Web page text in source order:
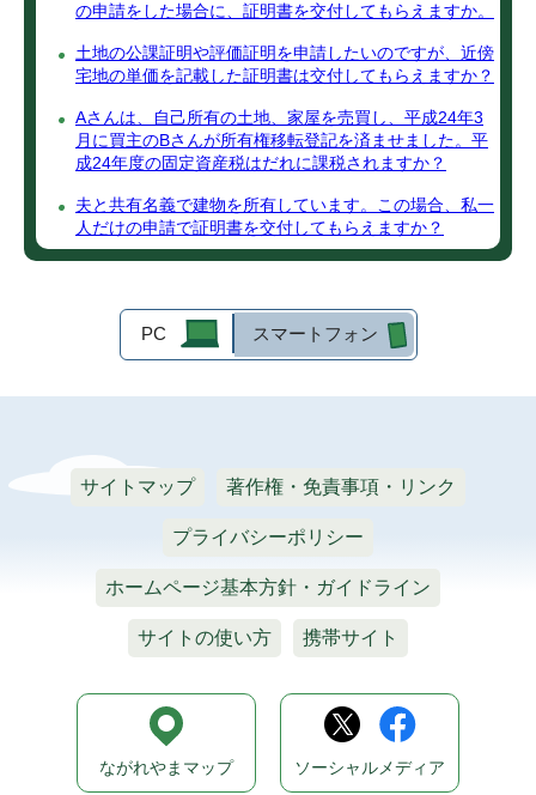
の申請をした場合に、証明書を交付してもらえますか。
土地の公課証明や評価証明を申請したいのですが、近傍
宅地の単価を記載した証明書は交付してもらえますか？
Aさんは、自己所有の土地、家屋を売買し、平成24年3
月に買主のBさんが所有権移転登記を済ませました。平
成24年度の固定資産税はだれに課税されますか？
夫と共有名義で建物を所有しています。この場合、私一
人だけの申請で証明書を交付してもらえますか？
PC スマートフォン
サイトマップ 著作権・免責事項・リンク
プライバシーポリシー
ホームページ基本方針・ガイドライン
サイトの使い方 携帯サイト
ながれやまマップ ソーシャルメディア